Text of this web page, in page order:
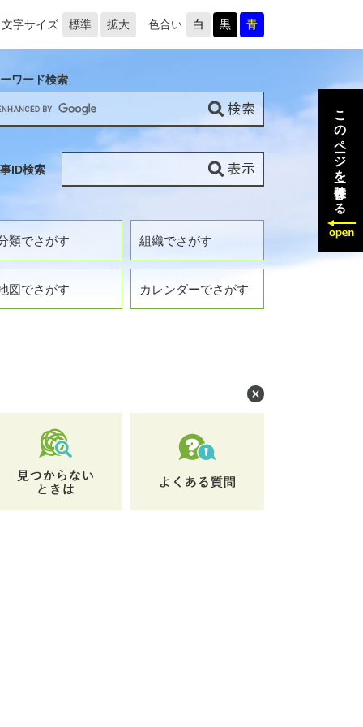
文字サイズ 標準 拡大 色合い 白 黒 青
類でさがす 組織でさがす
図でさがす カレンダーでさがす
ワード検索
ID検索 このページを一時保存する